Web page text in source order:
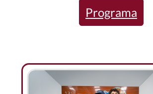
Programa